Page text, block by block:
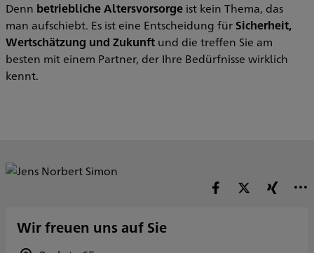
Denn betriebliche Altersvorsorge ist kein Thema, das
man aufschiebt. Es ist eine Entscheidung für Sicherheit,
Wertschätzung und Zukunft und die treffen Sie am
besten mit einem Partner, der Ihre Bedürfnisse wirklich
kennt.
Wir freuen uns auf Sie